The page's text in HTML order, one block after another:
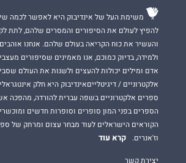
משימת העל של אינדיבוק היא לאפשר לכמה
להפיץ לעולם את הסיפורים והמסרים שלהם, לתת
והעשיר את כוח הקריאה בעולם שלהם. אנחנו
ולמידה, בדיוק כמוכם, אנו מאמינים שסיפורים
אדם ומילים יכולות להעצים ולשנות את העולם
אלקטרוניים / דיגיטלייםאינדיבוק היא חלק
ספרים אלקטרוניים בשפה עברית להורדה, מהפכה
הספרים בפני המון סופרים וסופרות חדשים
הקוראים הישראלים לעוד מבחר עצום ומרתק של
וז'אנרים.
קרא עוד